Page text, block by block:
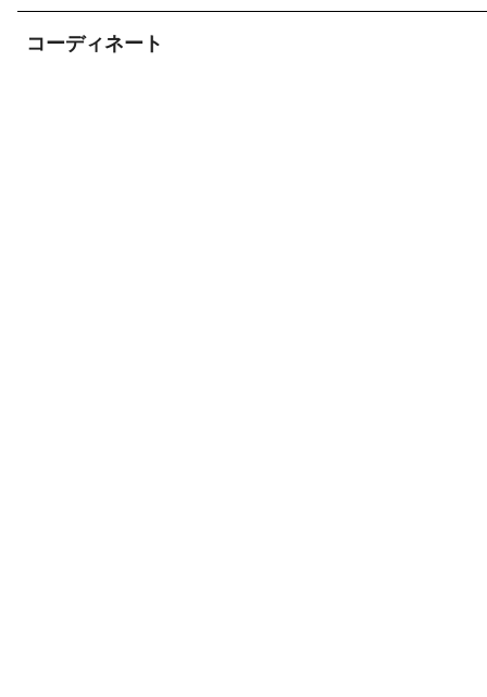
コーディネート
シーズン